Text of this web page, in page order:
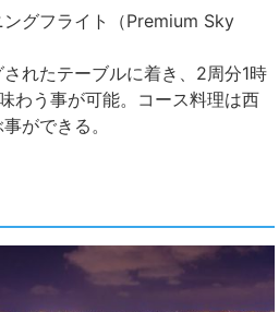
ングフライト（Premium Sky
れたテーブルに着き、2周分1時
わう事が可能。コース料理は西
ができる。